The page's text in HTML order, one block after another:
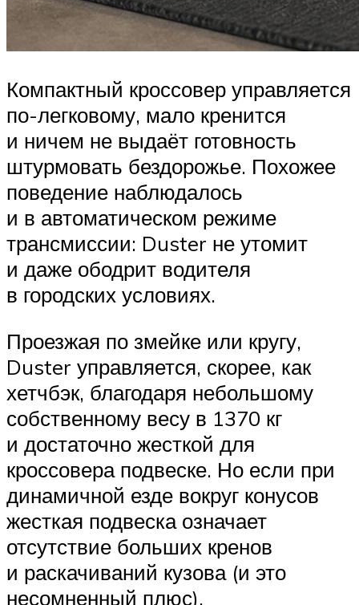
Компактный кроссовер управляется
по-легковому, мало кренится
и ничем не выдаёт готовность
штурмовать бездорожье. Похожее
поведение наблюдалось
и в автоматическом режиме
трансмиссии: Duster не утомит
и даже ободрит водителя
в городских условиях.
Проезжая по змейке или кругу,
Duster управляется, скорее, как
хетчбэк, благодаря небольшому
собственному весу в 1370 кг
и достаточно жесткой для
кроссовера подвеске. Но если при
динамичной езде вокруг конусов
жесткая подвеска означает
отсутствие больших кренов
и раскачиваний кузова (и это
несомненный плюс),